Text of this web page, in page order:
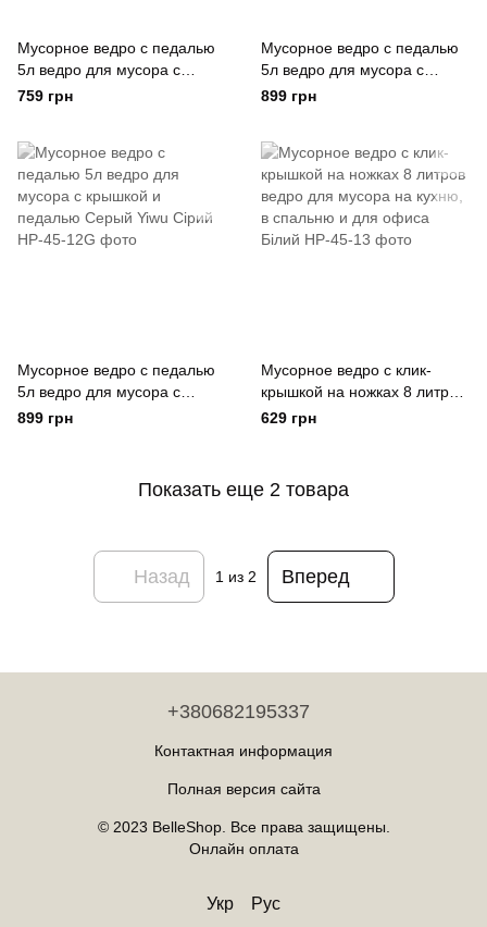
Мусорное ведро с педалью
5л ведро для мусора с
крышкой и педалью Серый
759 грн
Мусорное ведро с педалью
5л ведро для мусора с
крышкой и педалью Белый
899 грн
Мусорное ведро с педалью
5л ведро для мусора с
крышкой и педалью Серый
899 грн
Мусорное ведро с клик-
крышкой на ножках 8 литров
ведро для мусора на кухню,
629 грн
Показать еще 2 товара
Назад 1 из 2 Вперед
+380682195337
Контактная информация
Полная версия сайта
© 2023 BelleShop. Все права защищены.
Онлайн оплата
Укр Рус